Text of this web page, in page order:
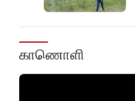
காணொளி